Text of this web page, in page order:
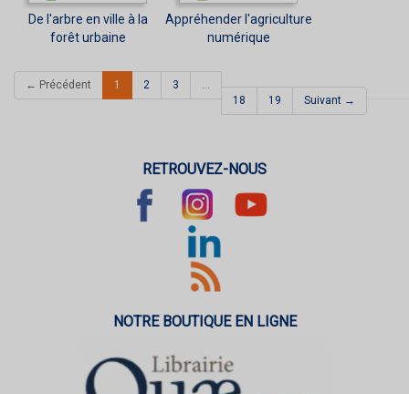
De l'arbre en ville à la
forêt urbaine
Appréhender l'agriculture
numérique
← Précédent 1 (current)
2 3
…
18
19 Suivant →
RETROUVEZ-NOUS
NOTRE BOUTIQUE EN LIGNE